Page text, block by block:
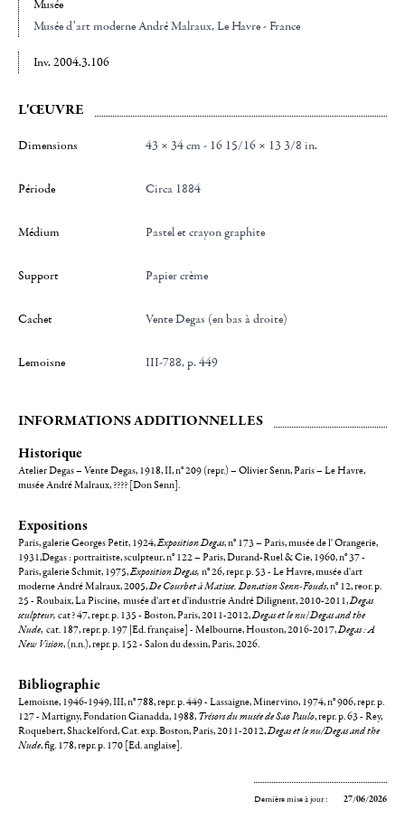
Musée
Musée d’art moderne André Malraux, Le Havre - France
Inv. 2004.3.106
L'ŒUVRE
Dimensions 43 × 34 cm - 16 15/16 × 13 3/8 in.
Période Circa 1884
Médium Pastel et crayon graphite
Support Papier crème
Cachet Vente Degas (en bas à droite)
Lemoisne III-788, p. 449
INFORMATIONS ADDITIONNELLES
Historique
Atelier Degas – Vente Degas, 1918, II, n° 209 (repr.) – Olivier Senn, Paris – Le Havre,
musée André Malraux, ???? [Don Senn].
Expositions
Paris, galerie Georges Petit, 1924,Exposition Degas, n° 173 – Paris, musée de l' Orangerie,
1931,Degas : portraitiste, sculpteur, n° 122 – Paris, Durand-Ruel & Cie, 1960, n° 37 -
Paris, galerie Schmit, 1975,Exposition Degas, n° 26, repr. p. 53 - Le Havre, musée d'art
moderne André Malraux, 2005,De Courbet à Matisse. Donation Senn-Fouds, n° 12, reor. p.
25 - Roubaix, La Piscine, musée d'art et d'industrie André Dilignent, 2010-2011,Degas
sculpteur, cat? 47, repr. p. 135 - Boston, Paris, 2011-2012,Degas et le nu/Degas and the
Nude, cat. 187, repr. p. 197 |Ed. française] - Melbourne, Houston, 2016-2017,Degas : A
New Vision, (n.n.), repr. p. 152 - Salon du dessin, Paris, 2026.
Bibliographie
Lemoisne, 1946-1949, III, n° 788, repr. p. 449 - Lassaigne, Minervino, 1974, n° 906, repr. p.
127 - Martigny, Fondation Gianadda, 1988, Trésors du musée de Sao Paulo, repr. p. 63 - Rey,
Roquebert, Shackelford, Cat. exp. Boston, Paris, 2011-2012,Degas et le nu/Degas and the
Nude, fig. 178, repr. p. 170 [Ed. anglaise].
Dernière mise à jour : 27/06/2026